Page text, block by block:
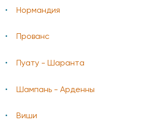
Нормандия
Прованс
Пуату - Шаранта
Шампань - Арденны
Виши